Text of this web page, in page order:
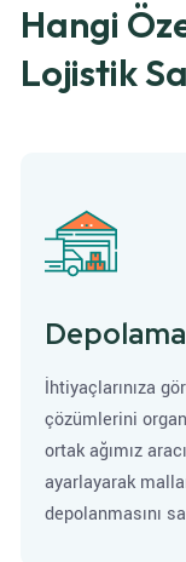
Hangi
Lojistik
İhtiyaçlarınıza
çözümlerini
ortak ağımız
ayarlayarak
depolanmasını